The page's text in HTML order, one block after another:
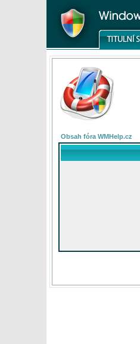
Obsah fóra WMHelp.cz